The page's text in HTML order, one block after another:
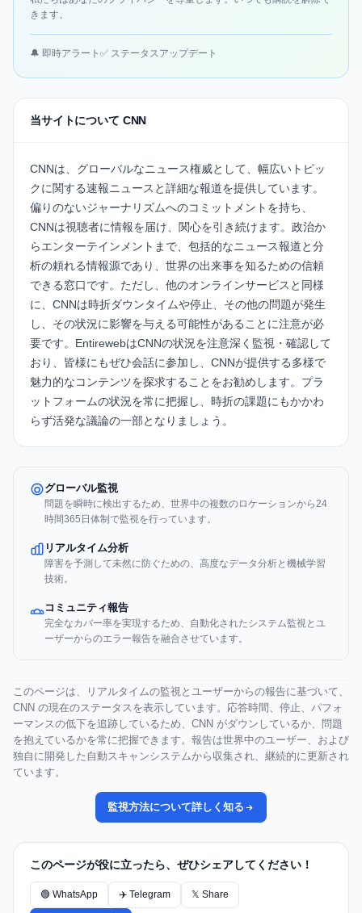
きます。
🔔 即時アラート ✅ ステータスアップデート
当サイトについて CNN
CNNは、グローバルなニュース権威として、幅広いトピッ
クに関する速報ニュースと詳細な報道を提供しています。
偏りのないジャーナリズムへのコミットメントを持ち、
CNNは視聴者に情報を届け、関心を引き続けます。政治か
らエンターテインメントまで、包括的なニュース報道と分
析の頼れる情報源であり、世界の出来事を知るための信頼
できる窓口です。ただし、他のオンラインサービスと同様
に、CNNは時折ダウンタイムや停止、その他の問題が発生
し、その状況に影響を与える可能性があることに注意が必
要です。EntirewebはCNNの状況を注意深く監視・確認して
おり、皆様にもぜひ会話に参加し、CNNが提供する多様で
魅力的なコンテンツを探求することをお勧めします。プラ
ットフォームの状況を常に把握し、時折の課題にもかかわ
らず活発な議論の一部となりましょう。
グローバル監視
問題を瞬時に検出するため、世界中の複数のロケーションから24
時間365日体制で監視を行っています。
リアルタイム分析
障害を予測して未然に防ぐための、高度なデータ分析と機械学習
技術。
コミュニティ報告
完全なカバー率を実現するため、自動化されたシステム監視とユ
ーザーからのエラー報告を融合させています。
このページは、リアルタイムの監視とユーザーからの報告に基づいて、
CNN の現在のステータスを表示しています。応答時間、停止、パフォ
ーマンスの低下を追跡しているため、CNN がダウンしているか、問題
を抱えているかを常に把握できます。報告は世界中のユーザー、および
独自に開発した自動スキャンシステムから収集され、継続的に更新され
ています。
監視方法について詳しく知る
このページが役に立ったら、ぜひシェアしてください！
🟢 WhatsApp ✈️ Telegram 𝕏 Share